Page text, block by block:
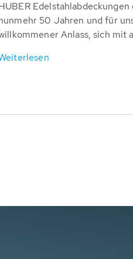
50 Jahren und für
Anlass, sich mit